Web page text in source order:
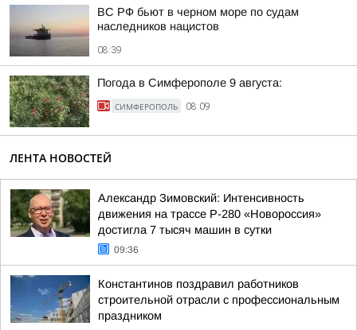
ВС РФ бьют в черном море по судам
наследников нацистов
08:39
Погода в Симферополе 9 августа:
СИМФЕРОПОЛЬ 08:09
ЛЕНТА НОВОСТЕЙ
Александр Зимовский: Интенсивность
движения на трассе Р-280 «Новороссия»
достигла 7 тысяч машин в сутки
09:36
Константинов поздравил работников
строительной отрасли с профессиональным
праздником